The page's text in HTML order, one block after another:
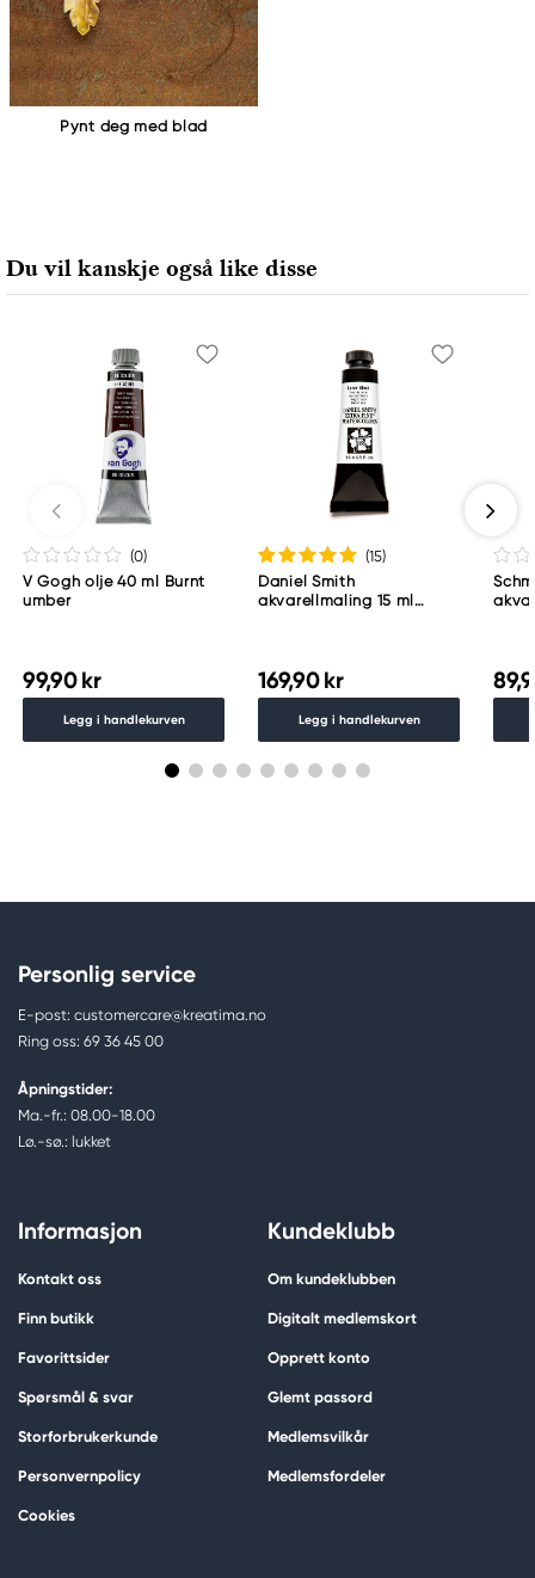
Pynt deg med blad
Du vil kanskje også like disse
(0)
V Gogh olje 40 ml Burnt
umber
99,90 kr
Legg i handlekurven
(15)
Daniel Smith
akvarellmaling 15 ml
169,90 kr
Legg i handlekurven
Personlig service
E-post: customercare@kreatima.no
Ring oss: 69 36 45 00
Åpningstider:
Ma.-fr.: 08.00-18.00
Lø.-sø.: lukket
Informasjon
Kontakt oss
Finn butikk
Favorittsider
Spørsmål & svar
Storforbrukerkunde
Personvernpolicy
Cookies
Kundeklubb
Om kundeklubben
Digitalt medlemskort
Opprett konto
Glemt passord
Medlemsvilkår
Medlemsfordeler